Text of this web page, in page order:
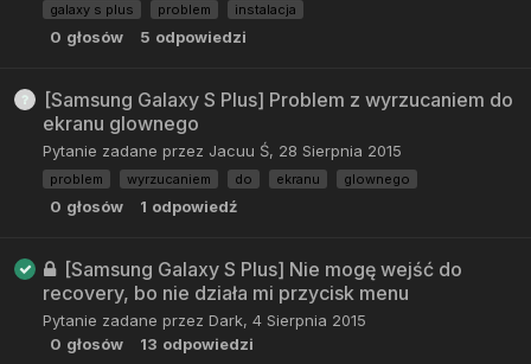
galaxy s plus problem instalacja
0 głosów 5 odpowiedzi
[Samsung Galaxy S Plus] Problem z wyrzucaniem do
ekranu glownego
Pytanie zadane przez Jacuu Ś, 28 Sierpnia 2015
problem wyrzucaniem do ekranu glownego
0 głosów 1 odpowiedź
[Samsung Galaxy S Plus] Nie mogę wejść do
recovery, bo nie działa mi przycisk menu
Pytanie zadane przez Dark, 4 Sierpnia 2015
0 głosów 13 odpowiedzi